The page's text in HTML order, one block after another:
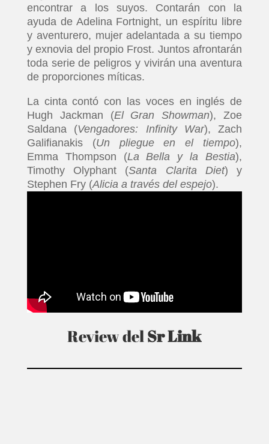
encontrar a los suyos. Contarán con la
ayuda de Adelina Fortnight, un espíritu libre
y aventurero, mujer adelantada a su tiempo
y exnovia del propio Frost. Juntos afrontarán
toda serie de peligros y vivirán una aventura
de proporciones míticas.
La cinta contó con las voces en inglés de
Hugh Jackman (El Gran Showman), Zoe
Saldana (Vengadores: Infinity War), Zach
Galifianakis (Un pliegue en el tiempo),
Emma Thompson (La Bella y la Bestia),
Timothy Olyphant (Santa Clarita Diet) y
Stephen Fry (Alicia a través del espejo).
Review delSr Link